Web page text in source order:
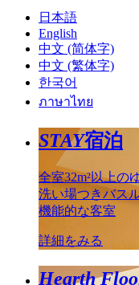
日本語
English
中文 (简体字)
中文 (繁体字)
한국어
ภาษาไทย
STAY宿泊
全室32m²以上の
洗い場つきバス
機能的な客室
詳細をみる
Hearth